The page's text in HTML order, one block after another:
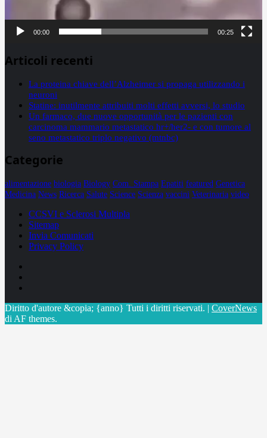
00:00 00:25
Articoli recenti
La proteina chiave dell’Alzheimer si propaga utilizzando i
neuroni
Statine: inutilmente attribuiti molti effetti avversi, lo studio
Un farmaco, due nuove opportunità per le pazienti con
carcinoma mammario metastatico hr+/her2- e con tumore al
seno metastatico triplo negativo (mtnbc)
Categorie
alimentazione biologia Biology Com. Stampa Epatiti featured Genetica
Medicina News Ricerca Salute Science Scienza vaccini Veterinaria video
CCSVI e Sclerosi Multipla
Sitemap
Invia Comunicati
Privacy Policy
Diritto d'autore &copia; {anno} Tutti i diritti riservati. | CoverNews
di AF themes.